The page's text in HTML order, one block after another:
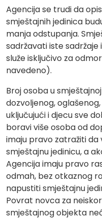
Agencija se trudi da
smještajnih jedinica
manja odstupanja.
sadržavati iste sadržaje
služe isključivo za
navedeno).
Broj osoba u
dozvoljenog,
uključujući i djecu sve
boravi više osoba od
imaju pravo zatražiti da
smještajnu jedinicu, a
Agencija imaju pravo
odmah, bez otkaznog
napustiti smještajnu
Povrat novca za
smještajnog objekta